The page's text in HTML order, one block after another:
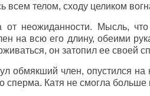
всем телом, сходу целиком
от неожиданности. Мысль,
на всю его длину, обеими
он затопил ее своей
обмякший член, опустился на
сперма. Катя не смогла больше